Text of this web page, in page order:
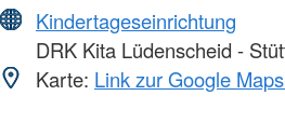
Kindertageseinrichtung
DRK Kita Lüdenscheid -
Karte: Link zur Google